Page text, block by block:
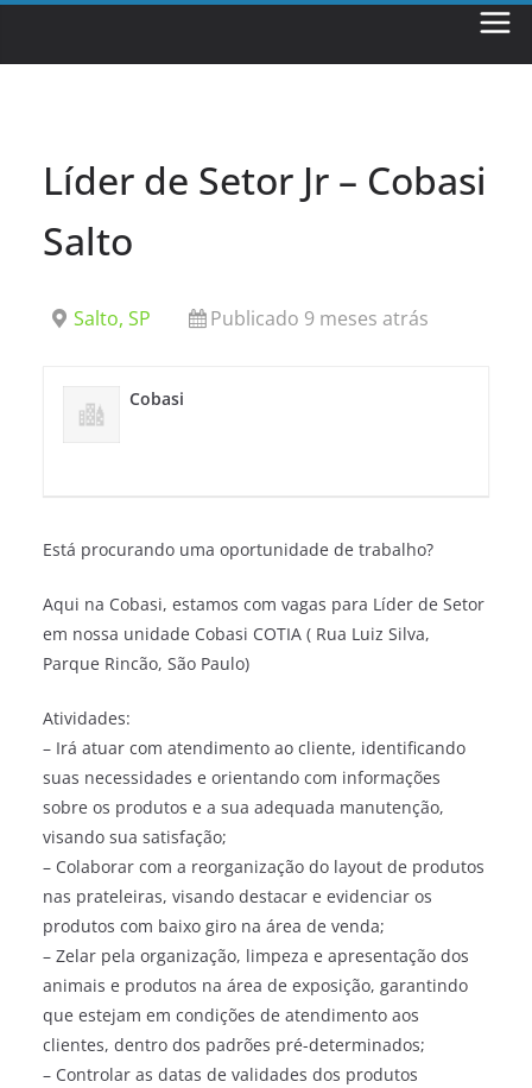
Líder de Setor Jr – Cobasi
Salto
Salto, SP Publicado 9 meses atrás
Cobasi
Está procurando uma oportunidade de trabalho?
Aqui na Cobasi, estamos com vagas para Líder de Setor
em nossa unidade Cobasi COTIA ( Rua Luiz Silva,
Parque Rincão, São Paulo)
Atividades:
– Irá atuar com atendimento ao cliente, identificando
suas necessidades e orientando com informações
sobre os produtos e a sua adequada manutenção,
visando sua satisfação;
– Colaborar com a reorganização do layout de produtos
nas prateleiras, visando destacar e evidenciar os
produtos com baixo giro na área de venda;
– Zelar pela organização, limpeza e apresentação dos
animais e produtos na área de exposição, garantindo
que estejam em condições de atendimento aos
clientes, dentro dos padrões pré-determinados;
– Controlar as datas de validades dos produtos